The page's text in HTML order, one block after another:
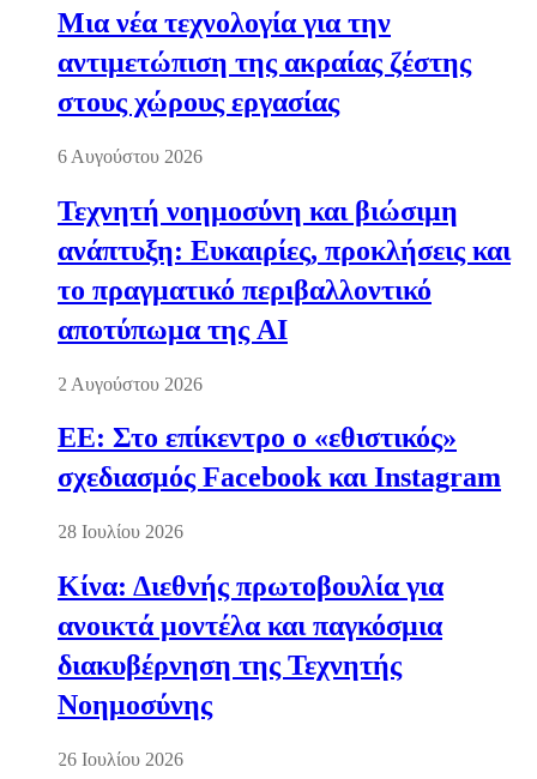
Μια νέα τεχνολογία για την
αντιμετώπιση της ακραίας ζέστης
στους χώρους εργασίας
6 Αυγούστου 2026
Τεχνητή νοημοσύνη και βιώσιμη
ανάπτυξη: Ευκαιρίες, προκλήσεις και
το πραγματικό περιβαλλοντικό
αποτύπωμα της AI
2 Αυγούστου 2026
ΕΕ: Στο επίκεντρο ο «εθιστικός»
σχεδιασμός Facebook και Instagram
28 Ιουλίου 2026
Κίνα: Διεθνής πρωτοβουλία για
ανοικτά μοντέλα και παγκόσμια
διακυβέρνηση της Τεχνητής
Νοημοσύνης
26 Ιουλίου 2026